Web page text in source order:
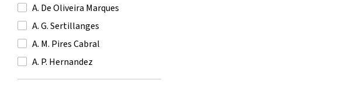
A. De Oliveira Marques
A. G. Sertillanges
A. M. Pires Cabral
A. P. Hernandez
A. Saint-Exupery